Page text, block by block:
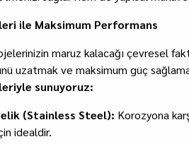
ile Maksimum Performans
maruz kalacağı çevresel
uzatmak ve maksimum güç
sunuyoruz:
(Stainless Steel): Korozyona
idealdir.